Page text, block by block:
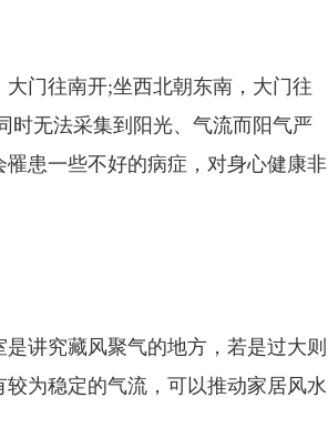
门往南开;坐西北朝东南，大门往
时无法采集到阳光、气流而阳气严
患一些不好的病症，对身心健康非
讲究藏风聚气的地方，若是过大则
为稳定的气流，可以推动家居风水